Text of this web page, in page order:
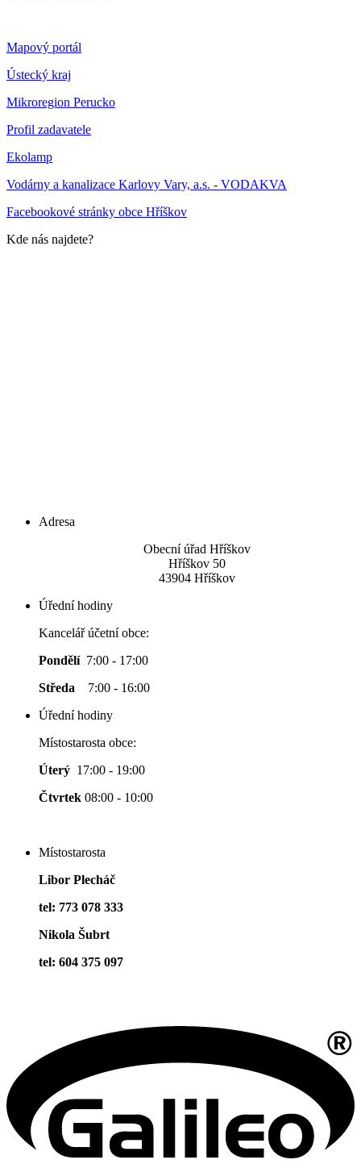
Mapový portál
Ústecký kraj
Mikroregion Perucko
Profil zadavatele
Ekolamp
Vodárny a kanalizace Karlovy Vary, a.s. - VODAKVA
Facebookové stránky obce Hříškov
Kde nás najdete?
Adresa
Obecní úřad Hříškov
Hříškov 50
43904 Hříškov
Úřední hodiny
Kancelář účetní obce:
Pondělí 7:00 - 17:00
Středa 7:00 - 16:00
Úřední hodiny
Místostarosta obce:
Úterý 17:00 - 19:00
Čtvrtek 08:00 - 10:00
Místostarosta
Libor Plecháč
tel: 773 078 333
Nikola Šubrt
tel: 604 375 097